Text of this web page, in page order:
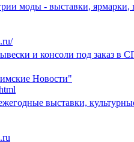
моды - выставки, ярмарки,
и консоли под заказ в
Новости"
выставки,